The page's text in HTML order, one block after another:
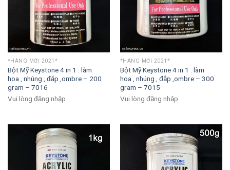
*HÀNG MỚI 2021*
Bột Mỹ Keystone 4 in 1 . làm
hoa , nhúng , đắp ,ombre – 200
gram – 7016
Vui lòng đăng nhập
*HÀNG MỚI 2021*
Bột Mỹ Keystone 4 in 1 . làm
hoa , nhúng , đắp ,ombre – 300
gram – 7015
Vui lòng đăng nhập